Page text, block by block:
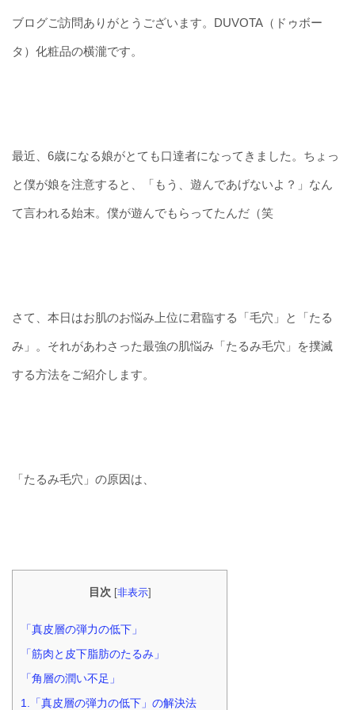
ブログご訪問ありがとうございます。DUVOTA（ドゥボー
タ）化粧品の横瀧です。
最近、6歳になる娘がとても口達者になってきました。ちょっ
と僕が娘を注意すると、「もう、遊んであげないよ？」なん
て言われる始末。僕が遊んでもらってたんだ（笑
さて、本日はお肌のお悩み上位に君臨する「毛穴」と「たる
み」。それがあわさった最強の肌悩み「たるみ毛穴」を撲滅
する方法をご紹介します。
「たるみ毛穴」の原因は、
目次 [非表示]
「真皮層の弾力の低下」
「筋肉と皮下脂肪のたるみ」
「角層の潤い不足」
1.「真皮層の弾力の低下」の解決法